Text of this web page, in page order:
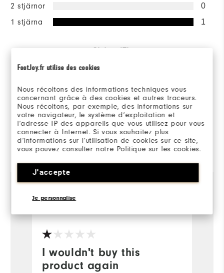
FootJoy.fr utilise des cookies
Nous récoltons des informations techniques vous
concernant grâce à des cookies et autres traceurs.
Nous récoltons, par exemple, des informations sur
votre navigateur, le système d’exploitation et
l’adresse IP des appareils que vous utilisez pour vous
connecter à Internet. Si vous souhaitez plus
d’informations sur l’utilisation de cookies sur ce site,
vous pouvez consulter notre Politique sur les cookies.
J'accepte
Je personnalise
2 stjärnor 0
1 stjärna 1
Sizing/Fit
Runs Small Runs Large
Recenserad av 1 kunder
I wouldn't buy this
product again